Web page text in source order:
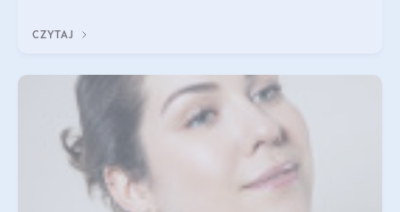
problemem.
CZYTAJ